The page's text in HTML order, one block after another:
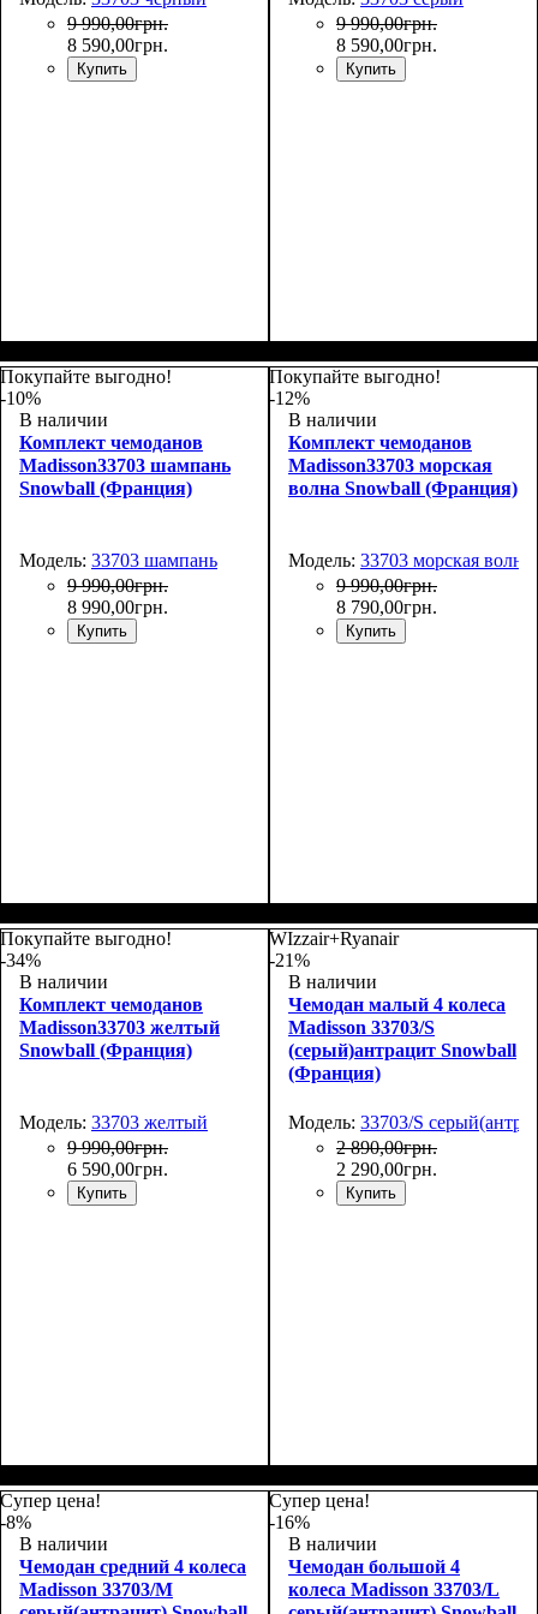
9 990,00грн.
8 590,00грн.
Купить
9 990,00грн.
8 590,00грн.
Купить
Покупайте выгодно!
-10%
В наличии
Комплект чемоданов
Madisson33703 шампань
Snowball (Франция)
Модель: 33703 шампань
9 990,00грн.
8 990,00грн.
Купить
Покупайте выгодно!
-12%
В наличии
Комплект чемоданов
Madisson33703 морская
волна Snowball (Франция)
Модель: 33703 морская волна
9 990,00грн.
8 790,00грн.
Купить
Покупайте выгодно!
-34%
В наличии
Комплект чемоданов
Madisson33703 желтый
Snowball (Франция)
Модель: 33703 желтый
9 990,00грн.
6 590,00грн.
Купить
WIzzair+Ryanair
-21%
В наличии
Чемодан малый 4 колеса
Madisson 33703/S
(серый)антрацит Snowball
(Франция)
Модель: 33703/S
2 890,00грн.
2 290,00грн.
Купить
55х36х20
Супер цена!
-8%
В наличии
Чемодан средний 4 колеса
Madisson 33703/M
Супер цена!
-16%
В наличии
Чемодан большой 4
колеса Madisson 33703/L